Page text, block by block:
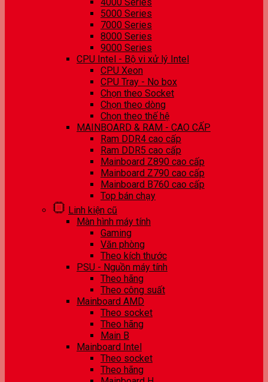
5000 Series
7000 Series
8000 Series
9000 Series
CPU Intel - Bộ vi xử lý Intel
CPU Xeon
CPU Tray - No box
Chọn theo Socket
Chọn theo dòng
Chọn theo thế hệ
MAINBOARD & RAM - CAO CẤP
Ram DDR4 cao cấp
Ram DDR5 cao cấp
Mainboard Z890 cao cấp
Mainboard Z790 cao cấp
Mainboard B760 cao cấp
Top bán chạy
Linh kiện cũ
Màn hình máy tính
Gaming
Văn phòng
Theo kích thước
PSU - Nguồn máy tính
Theo hãng
Theo công suất
Mainboard AMD
Theo socket
Theo hãng
Main B
Mainboard Intel
Theo socket
Theo hãng